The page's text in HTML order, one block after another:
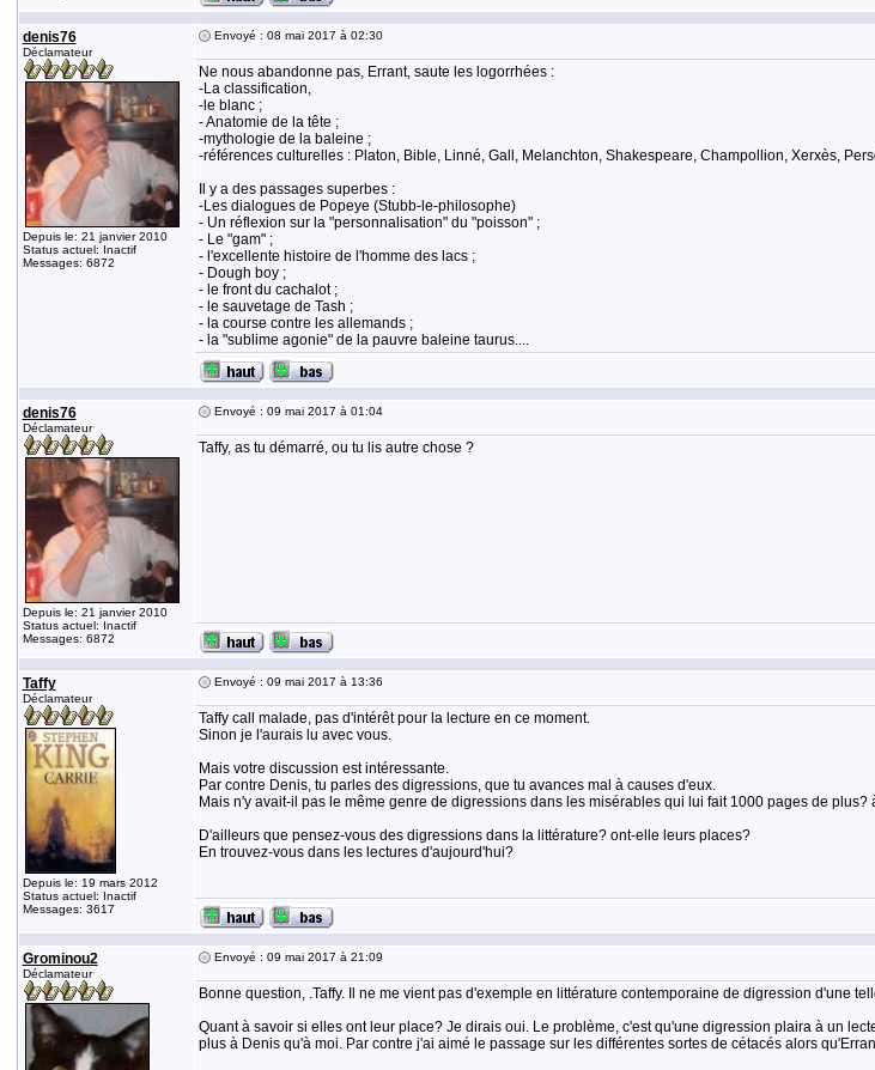
denis76
Déclamateur
Depuis le: 21 janvier 2010
Status actuel: Inactif
Messages: 6872
Envoyé : 08 mai 2017 à 02:30
Ne nous abandonne pas, Errant, saute les logorrhées :
-La classification,
-le blanc ;
- Anatomie de la tête ;
-mythologie de la baleine ;
-références culturelles : Platon, Bible, Linné, Gall, Melanchton, Shakespeare, Champollion, Xerxès,
Il y a des passages superbes :
-Les dialogues de Popeye (Stubb-le-philosophe)
- Un réflexion sur la "personnalisation" du "poisson" ;
- Le "gam" ;
- l'excellente histoire de l'homme des lacs ;
- Dough boy ;
- le front du cachalot ;
- le sauvetage de Tash ;
- la course contre les allemands ;
- la "sublime agonie" de la pauvre baleine taurus....
denis76
Déclamateur
Depuis le: 21 janvier 2010
Status actuel: Inactif
Messages: 6872
Envoyé : 09 mai 2017 à 01:04
Taffy, as tu démarré, ou tu lis autre chose ?
Taffy
Déclamateur
Depuis le: 19 mars 2012
Status actuel: Inactif
Messages: 3617
Envoyé : 09 mai 2017 à 13:36
Taffy call malade, pas d'intérêt pour la lecture en ce moment.
Sinon je l'aurais lu avec vous.
Mais votre discussion est intéressante.
Par contre Denis, tu parles des digressions, que tu avances mal à causes d'eux.
Mais n'y avait-il pas le même genre de digressions dans les misérables qui lui fait 1000 pages de
D'ailleurs que pensez-vous des digressions dans la littérature? ont-elle leurs places?
En trouvez-vous dans les lectures d'aujourd'hui?
Grominou2
Déclamateur
Envoyé : 09 mai 2017 à 21:09
Bonne question, .Taffy. Il ne me vient pas d'exemple en littérature contemporaine de digression d'une
Quant à savoir si elles ont leur place? Je dirais oui. Le problème, c'est qu'une digression plaira à un
plus à Denis qu'à moi. Par contre j'ai aimé le passage sur les différentes sortes de cétacés alors